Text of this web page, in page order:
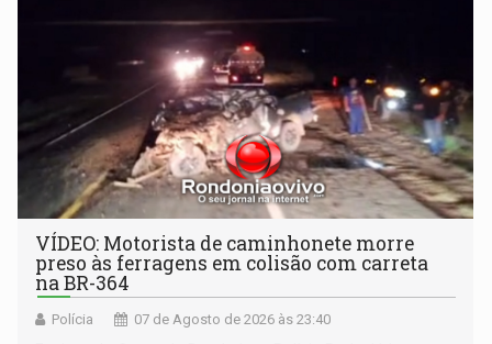
VÍDEO: Motorista de caminhonete morre
preso às ferragens em colisão com carreta
na BR-364
Polícia 07 de Agosto de 2026 às 23:40